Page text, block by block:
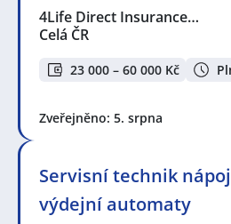
4Life Direct Insurance…
Celá ČR
23 000 – 60 000 Kč
Zveřejněno: 5. srpna
Servisní technik
výdejní automaty